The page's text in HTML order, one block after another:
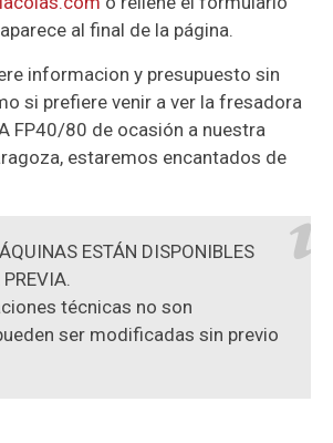
al final de la página.
informacion y presupuesto sin
si prefiere venir a ver la fresadora
FP40/80 de ocasión a nuestra
estaremos encantados de
ESTÁN DISPONIBLES
técnicas no son
ser modificadas sin previo